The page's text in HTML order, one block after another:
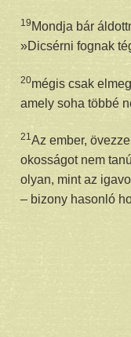
19 Mondja bár
»Dicsérni fognak
20mégis csak
amely soha többé
21Az ember,
okosságot nem
olyan, mint az
– bizony hasonló